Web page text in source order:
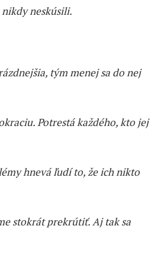
neskúsili.
tým menej sa do nej
Potrestá každého, kto jej
hnevá ľudí to, že ich nikto
stokrát prekrútiť. Aj tak sa